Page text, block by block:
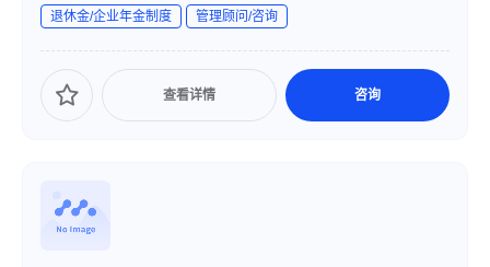
退休金/企业年金制度
管理顾问/咨询
查看详情 咨询